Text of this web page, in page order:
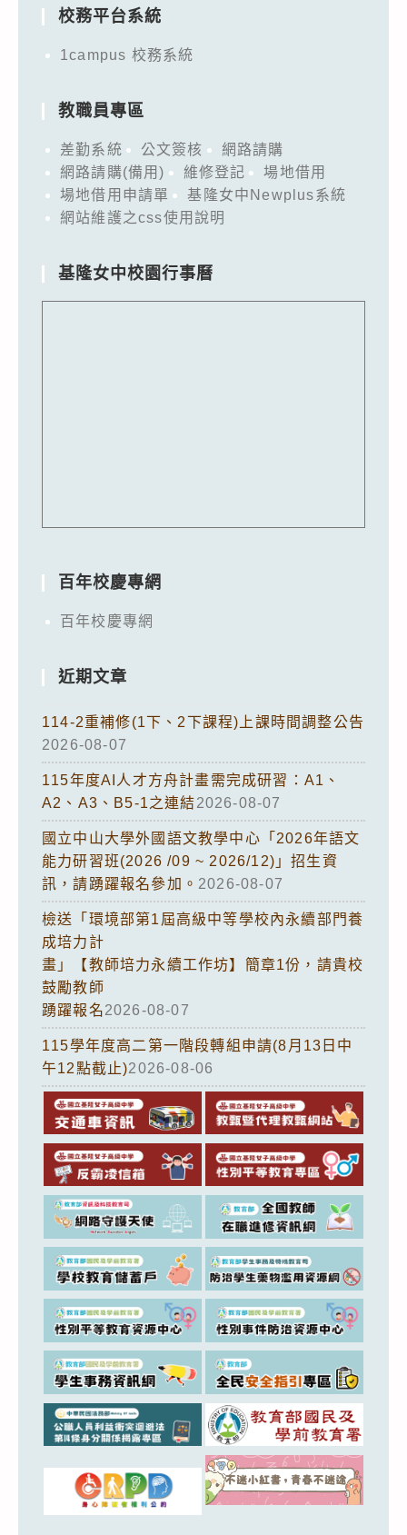
校務平台系統
1campus 校務系統
教職員專區
差勤系統 公文簽核
網路請購
網路請購(備用)
維修登記
場地借用
場地借用申請單
基隆女中Newplus系統
網站維護之css使用說明
基隆女中校園行事曆
百年校慶專網
百年校慶專網
近期文章
114-2重補修(1下、2下課程)上課時間調整公告
2026-08-07
115年度AI人才方舟計畫需完成研習：A1、
A2、A3、B5-1之連結2026-08-07
國立中山大學外國語文教學中心「2026年語文
能力研習班(2026 /09 ~ 2026/12)」招生資
訊，請踴躍報名參加。 2026-08-07
檢送「環境部第1屆高級中等學校內永續部門養
成培力計
畫」【教師培力永續工作坊】簡章1份，請貴校
鼓勵教師
踴躍報名2026-08-07
115學年度高二第一階段轉組申請(8月13日中
午12點截止)2026-08-06